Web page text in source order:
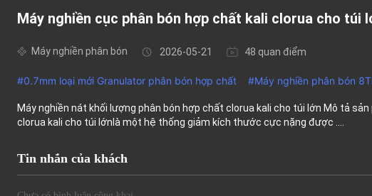
Máy nghiền cục phân bón hợp chất kali clorua cho túi
Máy nghiền phân bón 2026-05-21 48 quan điểm
#0.7mm loại mới Granulator phân bón hợp chất #Máy nghiền phân bón
Máy nghiền nát khối lượng phân bón hợp chất clorua kali cho túi lớn Mô tả
clorua kali cho túi lớnlà một hệ thống giảm kích thước cực nặng được ....
Tin nhắn của khách